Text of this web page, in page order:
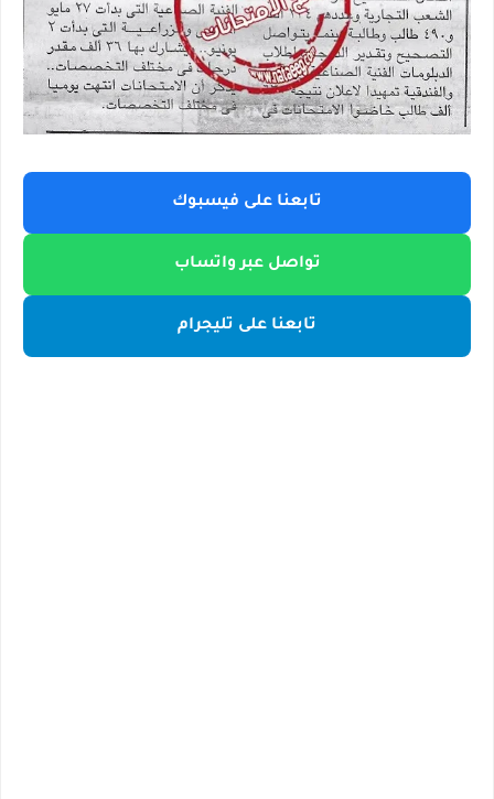
تابعنا على فيسبوك
تواصل عبر واتساب
تابعنا على تليجرام